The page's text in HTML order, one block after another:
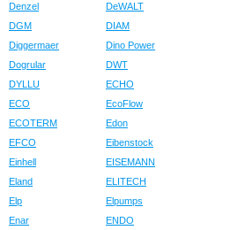
Denzel
DeWALT
DGM
DIAM
Diggermaer
Dino Power
Dogrular
DWT
DYLLU
ECHO
ECO
EcoFlow
ECOTERM
Edon
EFCO
Eibenstock
Einhell
EISEMANN
Eland
ELITECH
Elp
Elpumps
Enar
ENDO